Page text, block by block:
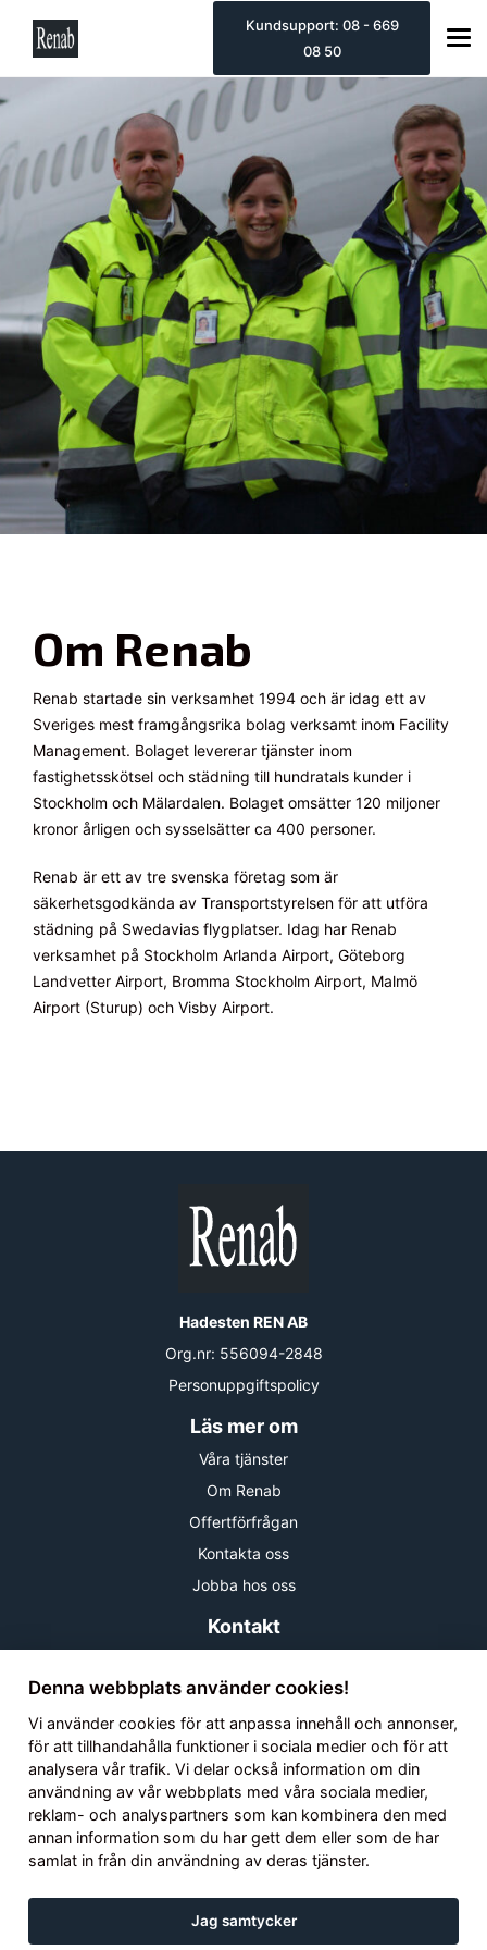
Kundsupport: 08 - 669
08 50
Om Renab
Renab startade sin verksamhet 1994 och är idag ett av
Sveriges mest framgångsrika bolag verksamt inom Facility
Management. Bolaget levererar tjänster inom
fastighetsskötsel och städning till hundratals kunder i
Stockholm och Mälardalen. Bolaget omsätter 120 miljoner
kronor årligen och sysselsätter ca 400 personer.
Renab är ett av tre svenska företag som är
säkerhetsgodkända av Transportstyrelsen för att utföra
städning på Swedavias flygplatser. Idag har Renab
verksamhet på Stockholm Arlanda Airport, Göteborg
Landvetter Airport, Bromma Stockholm Airport, Malmö
Airport (Sturup) och Visby Airport.
Hadesten REN AB
Org.nr: 556094-2848
Personuppgiftspolicy
Läs mer om
Våra tjänster
Om Renab
Offertförfrågan
Kontakta oss
Jobba hos oss
Kontakt
Mail:information@renab.com
Adress:Johanneslundsvägen 12 194 61 Upplands Väsby
LinkedIn
Instagram
Facebook
Ring oss!
08 - 669 08 50
Denna webbplats använder cookies!
Vi använder cookies för att anpassa innehåll och annonser,
för att tillhandahålla funktioner i sociala medier och för att
analysera vår trafik. Vi delar också information om din
användning av vår webbplats med våra sociala medier,
reklam- och analyspartners som kan kombinera den med
annan information som du har gett dem eller som de har
samlat in från din användning av deras tjänster.
Jag samtycker